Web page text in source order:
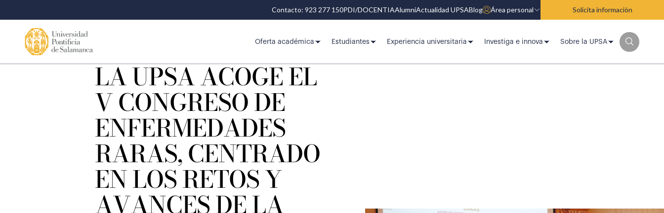
Contacto: 923 277 150PDI/DOCENTIAAlumniActualidad UPSABlog Área personal Solicita información
Oferta académica Estudiantes Experiencia universitaria Investiga e innova Sobre la UPSA
LA UPSA ACOGE EL
V CONGRESO DE
ENFERMEDADES
RARAS, CENTRADO
EN LOS RETOS Y
AVANCES DE LA